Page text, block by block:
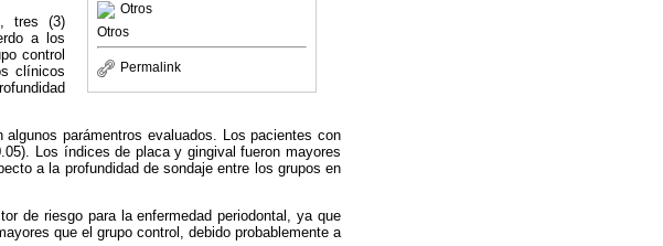
Otros
Otros
Permalink
tres (3)
a los
control
clínicos
parámentros evaluados. Los pacientes con
Los índices de placa y gingival fueron mayores
a la profundidad de sondaje entre los grupos en
de riesgo para la enfermedad periodontal, ya que
que el grupo control, debido probablemente a